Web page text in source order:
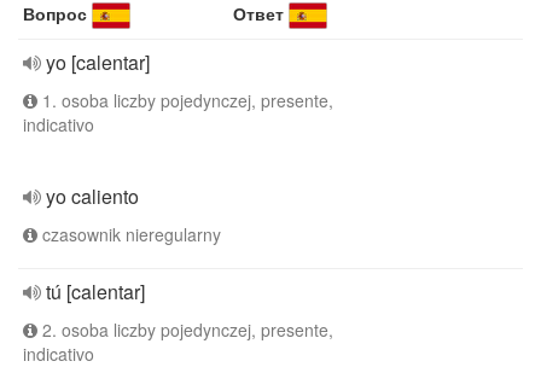
Вопрос Ответ
yo [calentar]
1. osoba liczby pojedynczej, presente,
indicativo
yo caliento
czasownik nieregularny
tú [calentar]
2. osoba liczby pojedynczej, presente,
indicativo